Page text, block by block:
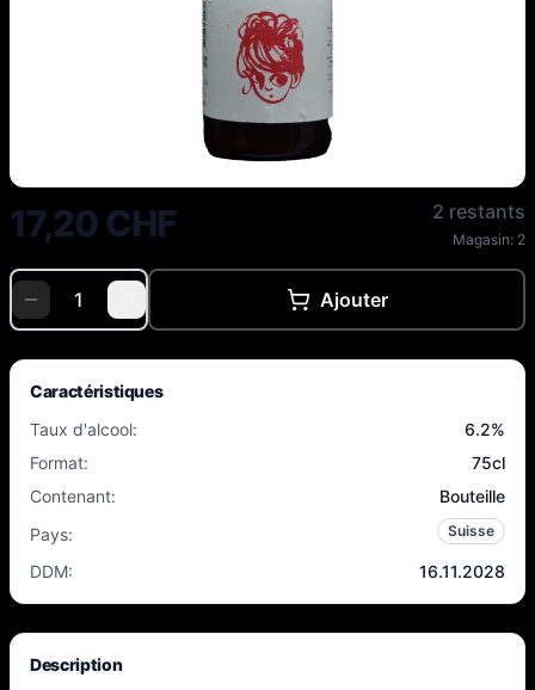
A Tue Tête - Prune 2023 -
17,20 CHF 2 restants
Magasin: 2
Ajouter
Caractéristiques
Taux d'alcool: 6.2%
Format:
75cl
Contenant:
Bouteille
Pays: Suisse
DDM: 16.11.2028
Description